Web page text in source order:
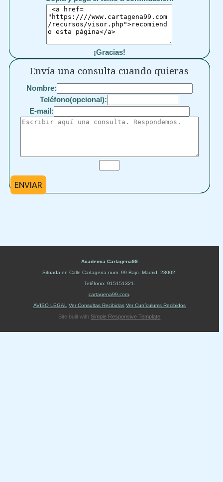
¡Gracias!
Envía una consulta cuando quieras
Nombre:
Teléfono(opcional):
E-mail:
ENVIAR
Academia Cartagena99
Situada en Calle Cartagena num. 99 Bajo Madrid 28002
Teléfono: 915151321
cartagena99.com
AVISO LEGAL
Ver Consultas Recibidas Ver Currículums Recibidos
Site built with Simple Responsive Template